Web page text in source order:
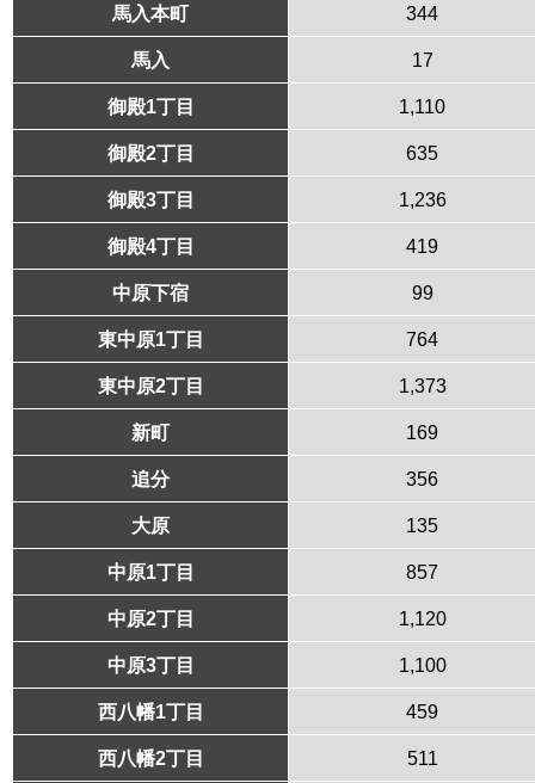
馬入本町 344
馬入 17
御殿1丁目 1,110
御殿2丁目 635
御殿3丁目 1,236
御殿4丁目 419
中原下宿 99
東中原1丁目 764
東中原2丁目 1,373
新町 169
追分 356
大原 135
中原1丁目 857
中原2丁目 1,120
中原3丁目 1,100
西八幡1丁目 459
西八幡2丁目 511